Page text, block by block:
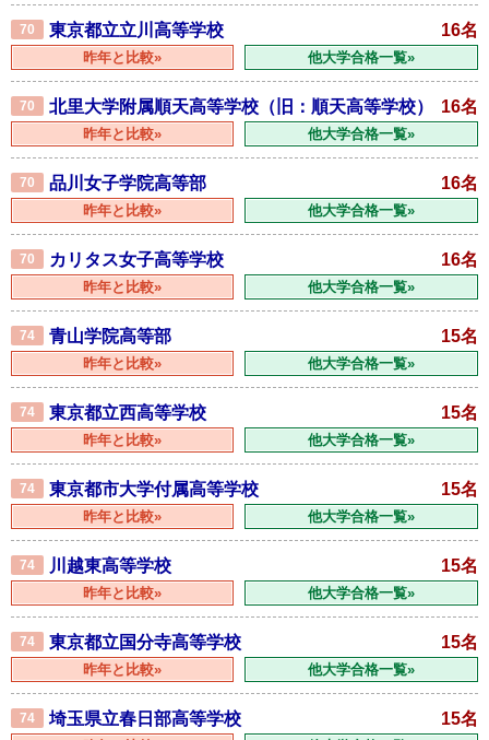
70 東京都立立川高等学校 16名
昨年と比較» 他大学合格一覧»
70 北里大学附属順天高等学校（旧：順天高等学校） 16名
昨年と比較» 他大学合格一覧»
70 品川女子学院高等部 16名
昨年と比較» 他大学合格一覧»
70 カリタス女子高等学校 16名
昨年と比較» 他大学合格一覧»
74 青山学院高等部 15名
昨年と比較» 他大学合格一覧»
74 東京都立西高等学校 15名
昨年と比較» 他大学合格一覧»
74 東京都市大学付属高等学校 15名
昨年と比較» 他大学合格一覧»
74 川越東高等学校 15名
昨年と比較» 他大学合格一覧»
74 東京都立国分寺高等学校 15名
昨年と比較» 他大学合格一覧»
74 埼玉県立春日部高等学校 15名